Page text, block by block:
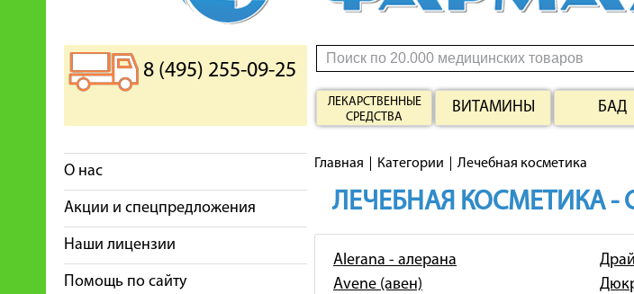
8 (495) 255-09-25
ЛЕКАРСТВЕННЫЕ
СРЕДСТВА
ВИТАМИНЫ БАД
О нас
Акции и спецпредложения
Наши лицензии
Помощь по сайту
Главная Категории Лечебная косметика
ЛЕЧЕБНАЯ КОСМЕТИКА -
Alerana - алерана
Avene (авен)